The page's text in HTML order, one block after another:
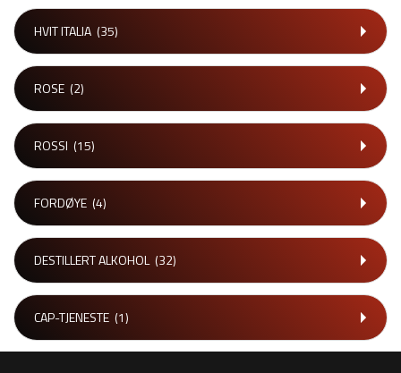
HVIT ITALIA (35)
ROSE (2)
ROSSI (15)
FORDØYE (4)
DESTILLERT ALKOHOL(32)
CAP-TJENESTE (1)